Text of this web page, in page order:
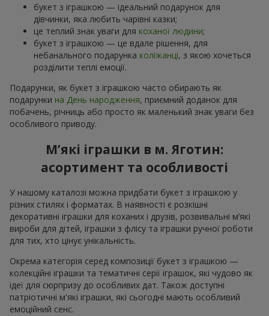
букет з іграшкою — ідеальний подарунок для
дівчинки, яка любить чарівні казки;
це теплий знак уваги для коханої людини;
букет з іграшкою — це вдале рішення, для
небанального подарунка коліжанці, з якою хочеться
розділити теплі емоції.
Подарунки, як букет з іграшкою часто обирають як
подарунки на День народження, приємний доданок для
побачень, річниць або просто як маленький знак уваги без
особливого приводу.
М’які іграшки в м. Яготин:
асортимент та особливості
У нашому каталозі можна придбати букет з іграшкою у
різних стилях і форматах. В наявності є розкішні
декоративні іграшки для коханих і друзів, розвивальні м’які
вироби для дітей, іграшки з флісу та іграшки ручної роботи
для тих, хто цінує унікальність.
Окрема категорія серед композиції букет з іграшкою —
колекційні іграшки та тематичні серії іграшок, які чудово як
ідеї для сюрпризу до особливих дат. Також доступні
патріотичні м'які іграшки, які сьогодні мають особливий
емоційний сенс.